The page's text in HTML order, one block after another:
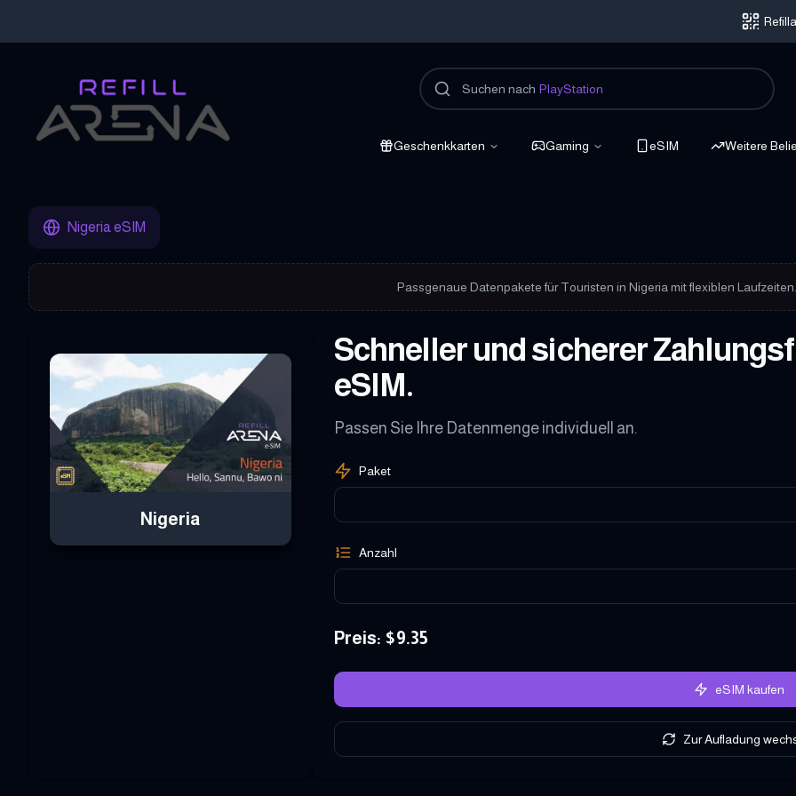
Suchen nach PlayStation
Geschenkkarten Gaming eSIM Weitere
Nigeria eSIM
Passgenaue Datenpakete für Touristen in Nigeria mit flexiblen Laufzeiten.
Nigeria
Schneller und sicherer
eSIM.
Passen Sie Ihre Datenmenge individuell an.
Paket
Anzahl
Preis: $9.35
eSIM kaufen
Zur Aufladung